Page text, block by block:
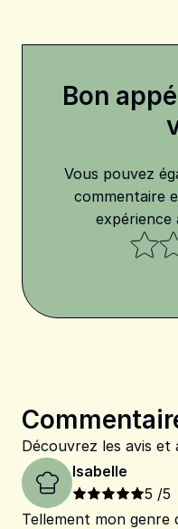
Bon
Vous pouvez
commentaire
Découvrez les avis et
Isabelle
5 /5
Tellement mon genre